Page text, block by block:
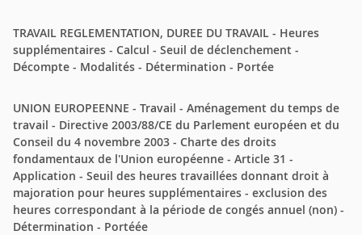
TRAVAIL REGLEMENTATION, DUREE DU TRAVAIL - Heures
supplémentaires - Calcul - Seuil de déclenchement -
Décompte - Modalités - Détermination - Portée
UNION EUROPEENNE - Travail - Aménagement du temps de
travail - Directive 2003/88/CE du Parlement européen et du
Conseil du 4 novembre 2003 - Charte des droits
fondamentaux de l'Union européenne - Article 31 -
Application - Seuil des heures travaillées donnant droit à
majoration pour heures supplémentaires - exclusion des
heures correspondant à la période de congés annuel (non) -
Détermination - Portéée